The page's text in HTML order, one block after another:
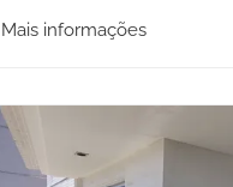
Mais informações